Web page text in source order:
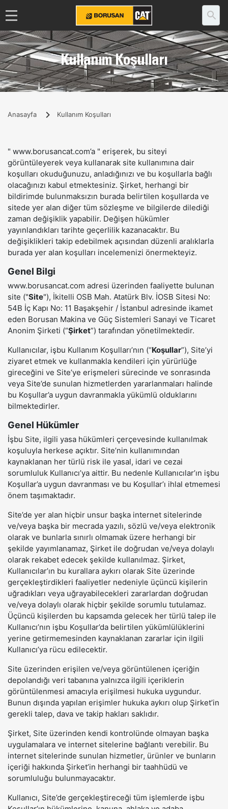
Kullanım Koşulları
Anasayfa Kullanım Koşulları
" www.borusancat.com’a " erişerek, bu siteyi
görüntüleyerek veya kullanarak site kullanımına dair
koşulları okuduğunuzu, anladığınızı ve bu koşullarla bağlı
olacağınızı kabul etmektesiniz. Şirket, herhangi bir
bildirimde bulunmaksızın burada belirtilen koşullarda ve
sitede yer alan diğer tüm sözleşme ve bilgilerde dilediği
zaman değişiklik yapabilir. Değişen hükümler
yayınlandıkları tarihte geçerlilik kazanacaktır. Bu
değişiklikleri takip edebilmek açısından düzenli aralıklarla
burada yer alan koşulları incelemenizi önermekteyiz.
Genel Bilgi
www.borusancat.com adresi üzerinden faaliyette bulunan
site ("Site"), İkitelli OSB Mah. Atatürk Blv. İOSB Sitesi No:
54B İç Kapı No: 11 Başakşehir / İstanbul adresinde ikamet
eden Borusan Makina ve Güç Sistemleri Sanayi ve Ticaret
Anonim Şirketi (“Şirket”) tarafından yönetilmektedir.
Kullanıcılar, işbu Kullanım Koşulları’nın (“Koşullar”), Site’yi
ziyaret etmek ve kullanmakla kendileri için yürürlüğe
gireceğini ve Site’ye erişmeleri sürecinde ve sonrasında
veya Site’de sunulan hizmetlerden yararlanmaları halinde
bu Koşullar’a uygun davranmakla yükümlü olduklarını
bilmektedirler.
Genel Hükümler
İşbu Site, ilgili yasa hükümleri çerçevesinde kullanılmak
koşuluyla herkese açıktır. Site’nin kullanımından
kaynaklanan her türlü risk ile yasal, idari ve cezai
sorumluluk Kullanıcı’ya aittir. Bu nedenle Kullanıcılar’ın işbu
Koşullar’a uygun davranması ve bu Koşullar’ı ihlal etmemesi
önem taşımaktadır.
Site’de yer alan hiçbir unsur başka internet sitelerinde
ve/veya başka bir mecrada yazılı, sözlü ve/veya elektronik
olarak ve bunlarla sınırlı olmamak üzere herhangi bir
şekilde yayımlanamaz, Şirket ile doğrudan ve/veya dolaylı
olarak rekabet edecek şekilde kullanılmaz. Şirket,
Kullanıcılar’ın bu kurallara aykırı olarak Site üzerinde
gerçekleştirdikleri faaliyetler nedeniyle üçüncü kişilerin
uğradıkları veya uğrayabilecekleri zararlardan doğrudan
ve/veya dolaylı olarak hiçbir şekilde sorumlu tutulamaz.
Üçüncü kişilerden bu kapsamda gelecek her türlü talep ile
Kullanıcı’nın işbu Koşullar’da belirtilen yükümlülüklerini
yerine getirmemesinden kaynaklanan zararlar için ilgili
Kullanıcı’ya rücu edilecektir.
Site üzerinden erişilen ve/veya görüntülenen içeriğin
depolandığı veri tabanına yalnızca ilgili içeriklerin
görüntülenmesi amacıyla erişilmesi hukuka uygundur.
Bunun dışında yapılan erişimler hukuka aykırı olup Şirket’in
gerekli talep, dava ve takip hakları saklıdır.
Şirket, Site üzerinden kendi kontrolünde olmayan başka
uygulamalara ve internet sitelerine bağlantı verebilir. Bu
internet sitelerinde sunulan hizmetler, ürünler ve bunların
içeriği hakkında Şirket’in herhangi bir taahhüdü ve
sorumluluğu bulunmayacaktır.
Kullanıcı, Site’de gerçekleştireceği tüm işlemlerde işbu